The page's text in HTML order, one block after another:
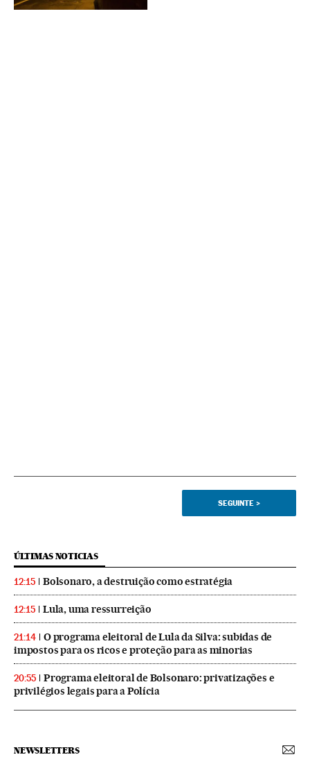
SEGUINTE >
ÚLTIMAS NOTICIAS
12:15 Bolsonaro, a destruição como estratégia
12:15 Lula, uma ressurreição
21:14
O programa eleitoral de Lula da Silva: subidas de
impostos para os ricos e proteção para as minorias
20:55
Programa eleitoral de Bolsonaro: privatizações e
privilégios legais para a Polícia
NEWSLETTERS